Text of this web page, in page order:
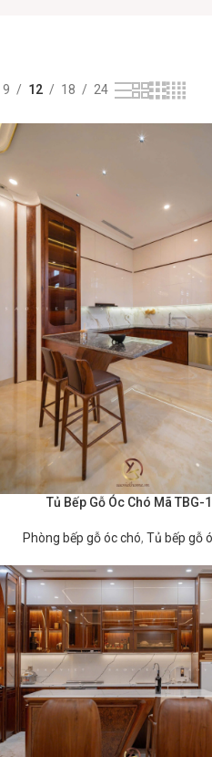
9 12 18 24
ĐỌC TIẾPTủ Bếp Gỗ Óc Chó Mã TBG-
Phòng bếp gỗ óc chó,Tủ bếp gỗ